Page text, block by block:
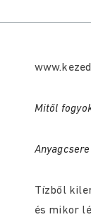
Mitől
Tízből
és mikor